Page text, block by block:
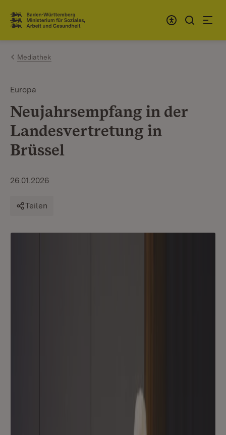
Zum Inhalt springen
Link zur Startseite
Mediathek
Europa
Neujahrsempfang in der
Landesvertretung in
Brüssel
26.01.2026
Teilen